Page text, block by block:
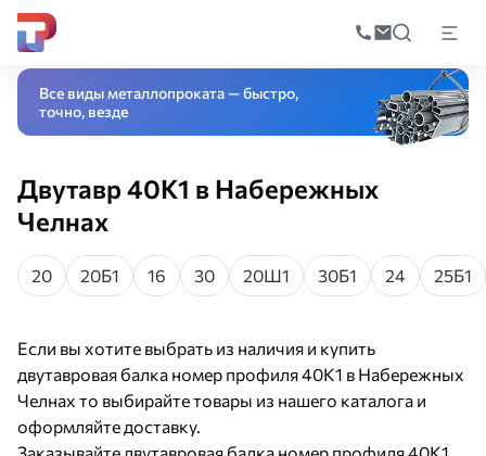
по
Главная Фасонный прокатДвутавровая
Все виды металлопроката — быстро,
точно, везде
Двутавр 40К1 в Набережных
Челнах
20 20Б1 16 30 20Ш1 30Б1 24 25Б1
Если вы хотите выбрать из наличия и купить
двутавровая балка номер профиля 40К1 в Набережных
Челнах то выбирайте товары из нашего каталога и
оформляйте доставку.